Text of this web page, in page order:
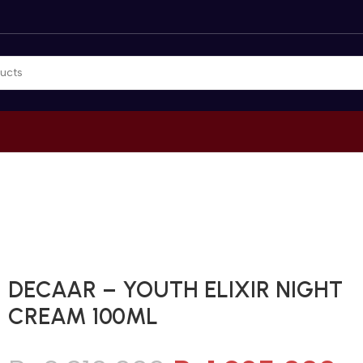
DECAAR – YOUTH ELIXIR NIGHT
CREAM 100ML